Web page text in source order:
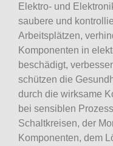
Elektro- und
saubere und
Arbeitsplätzen,
Komponenten in
beschädigt,
schützen die
durch die wirksame
bei sensiblen
Schaltkreisen, der
Komponenten, dem